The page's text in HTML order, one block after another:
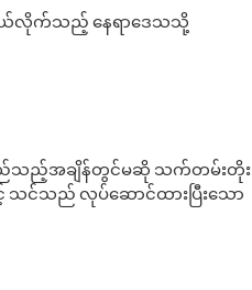
ချယ်လိုက်သည့် နေရာဒေသသို့
း မည်သည့်အချိန်တွင်မဆို သက်တမ်းတိုး
သင်သည် လုပ်ဆောင်ထားပြီးသော